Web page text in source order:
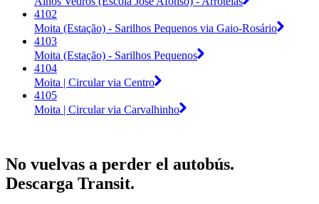
4102
Moita (Estação) - Sarilhos Pequenos via Gaio-Rosário
4103
Moita (Estação) - Sarilhos Pequenos
4104
Moita | Circular via Centro
4105
Moita | Circular via Carvalhinho
No vuelvas a perder el autobús.
Descarga Transit.